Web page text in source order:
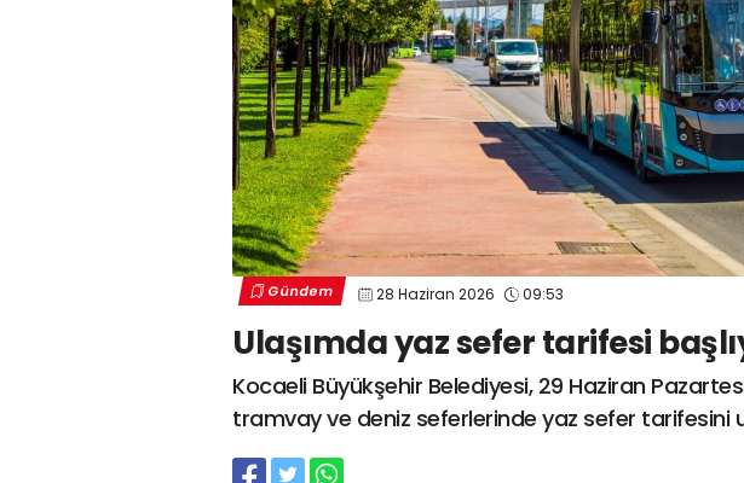
Gündem 28 Haziran 2026 09:53
Ulaşımda yaz sefer tarifesi
Kocaeli Büyükşehir Belediyesi, 29 Haziran
tramvay ve deniz seferlerinde yaz sefer tarifesini